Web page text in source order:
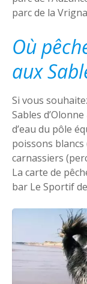
parc de la
Où
aux
Si vous
Sables d’Olonne
d’eau du pôle
poissons
carnassiers
La carte de
bar Le Sportif